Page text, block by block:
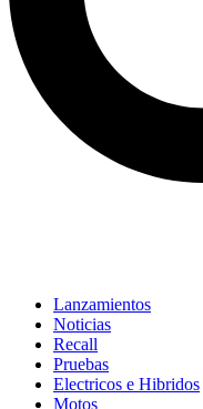
Lanzamientos
Noticias
Recall
Pruebas
Electricos e Hibridos
Motos